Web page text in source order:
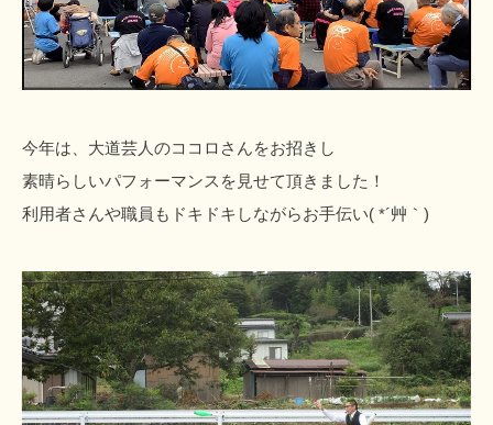
今年は、大道芸人のココロさんをお招きし
素晴らしいパフォーマンスを見せて頂きました！
利用者さんや職員もドキドキしながらお手伝い( *´艸｀)